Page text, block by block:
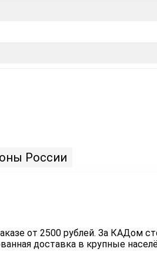
России
от 2500 рублей. За КАДом
доставка в крупные